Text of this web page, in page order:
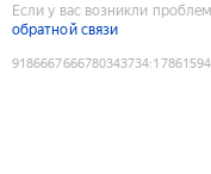
Если у вас возникли
обратной связи
9186667666780343734: